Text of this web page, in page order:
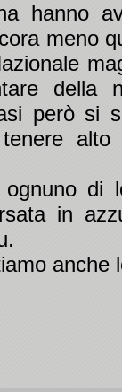
hanno
meno
della
però si
di
in
anche